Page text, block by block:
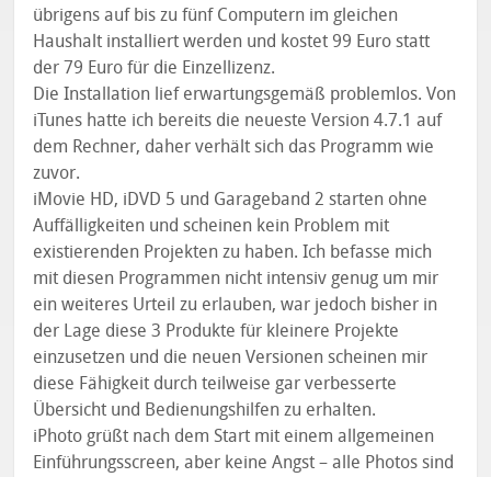
übrigens auf bis zu fünf Computern im gleichen
Haushalt installiert werden und kostet 99 Euro statt
der 79 Euro für die Einzellizenz.
Die Installation lief erwartungsgemäß problemlos. Von
iTunes hatte ich bereits die neueste Version 4.7.1 auf
dem Rechner, daher verhält sich das Programm wie
zuvor.
iMovie HD, iDVD 5 und Garageband 2 starten ohne
Auffälligkeiten und scheinen kein Problem mit
existierenden Projekten zu haben. Ich befasse mich
mit diesen Programmen nicht intensiv genug um mir
ein weiteres Urteil zu erlauben, war jedoch bisher in
der Lage diese 3 Produkte für kleinere Projekte
einzusetzen und die neuen Versionen scheinen mir
diese Fähigkeit durch teilweise gar verbesserte
Übersicht und Bedienungshilfen zu erhalten.
iPhoto grüßt nach dem Start mit einem allgemeinen
Einführungsscreen, aber keine Angst – alle Photos sind